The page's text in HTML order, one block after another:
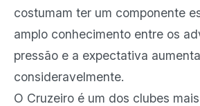
costumam ter um componente
amplo conhecimento entre os
pressão e a expectativa
consideravelmente.
O Cruzeiro é um dos clubes